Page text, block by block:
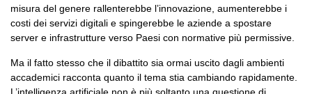
misura del genere rallenterebbe l’innovazione, aumenterebbe i
costi dei servizi digitali e spingerebbe le aziende a spostare
server e infrastrutture verso Paesi con normative più permissive.
Ma il fatto stesso che il dibattito sia ormai uscito dagli ambienti
accademici racconta quanto il tema stia cambiando rapidamente.